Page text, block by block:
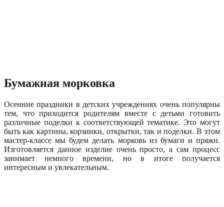
Бумажная морковка
Осенние праздники в детских учреждениях очень популярны
тем, что приходится родителям вместе с детьми готовить
различные поделки к соответствующей тематике. Это могут
быть как картины, корзинки, открытки, так и поделки. В этом
мастер-классе мы будем делать морковь из бумаги и пряжи.
Изготовляется данное изделие очень просто, а сам процесс
занимает немного времени, но в итоге получается
интересным и увлекательным.